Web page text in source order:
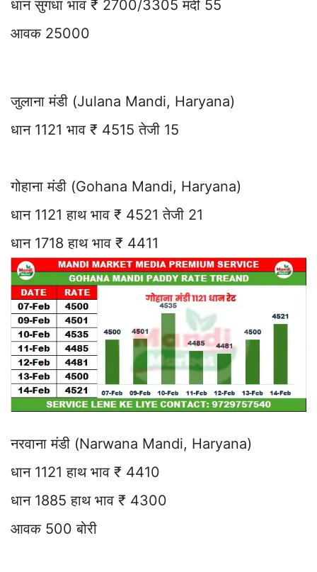
धान सुगंधा भाव ₹ 2700/3305 मंदी 55
आवक 25000
जुलाना मंडी (Julana Mandi, Haryana)
धान 1121 भाव ₹ 4515 तेजी 15
गोहाना मंडी (Gohana Mandi, Haryana)
धान 1121 हाथ भाव ₹ 4521 तेजी 21
धान 1718 हाथ भाव ₹ 4411
नरवाना मंडी (Narwana Mandi, Haryana)
धान 1121 हाथ भाव ₹ 4410
धान 1885 हाथ भाव ₹ 4300
आवक 500 बोरी